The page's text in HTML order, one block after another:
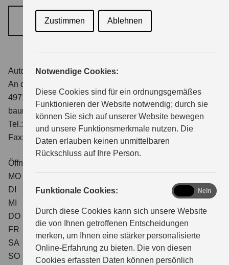
Zustimmen Ablehnen
Notwendige Cookies:
Diese Cookies sind für ein ordnungsgemäßes
Funktionieren der Website notwendig; durch sie
können Sie sich auf unserer Website bewegen
und unsere Funktionsmerkmale nutzen. Die
Daten erlauben keinen unmittelbaren
Rückschluss auf Ihre Person.
Funktionale Cookies:
Durch diese Cookies kann sich unsere Website
die von Ihnen getroffenen Entscheidungen
merken, um Ihnen eine stärker personalisierte
Online-Erfahrung zu bieten. Die von diesen
Cookies erfassten Daten können persönlich
functional
Nein
GESCHÄFTSKUNDEN
ÜBER UNS
BERATUNGSTERMIN VEREINBAREN
Auto Baumann & Behnen OHG
An der Haarbrücke 1c
49716 Meppen
baumann@suzuki-handel.de
Tel.: 05931-16530
Fax: 05931-596699
Öffnungszeiten Verkauf
MO
DI
08:00 - 18:00
MI
DO
08:00 - 18:00
FR
SA
08:00 - 12:00
SO
geschlossen